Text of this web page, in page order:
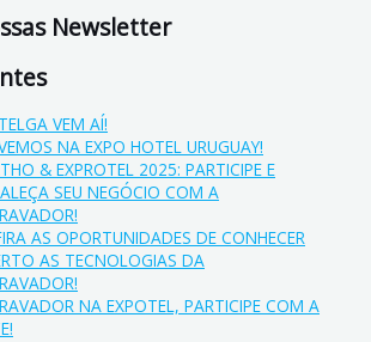
Newsletter
VEM AÍ!
NA EXPO HOTEL URUGUAY!
& EXPROTEL 2025: PARTICIPE E
SEU NEGÓCIO COM A
AS OPORTUNIDADES DE CONHECER
AS TECNOLOGIAS DA
NA EXPOTEL, PARTICIPE COM A